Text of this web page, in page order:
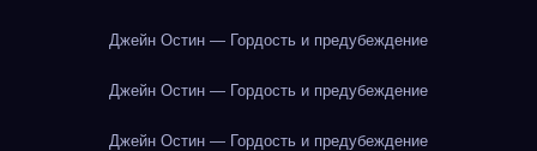
Джейн Остин — Гордость и предубеждение
Джейн Остин — Гордость и предубеждение
Джейн Остин — Гордость и предубеждение